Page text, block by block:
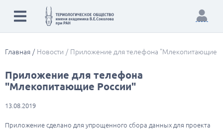
Главная Новости Приложение для телефона "Млекопитающие
Приложение для телефона
"Млекопитающие России"
13.08.2019
Приложение сделано для упрощенного сбора данных для проекта